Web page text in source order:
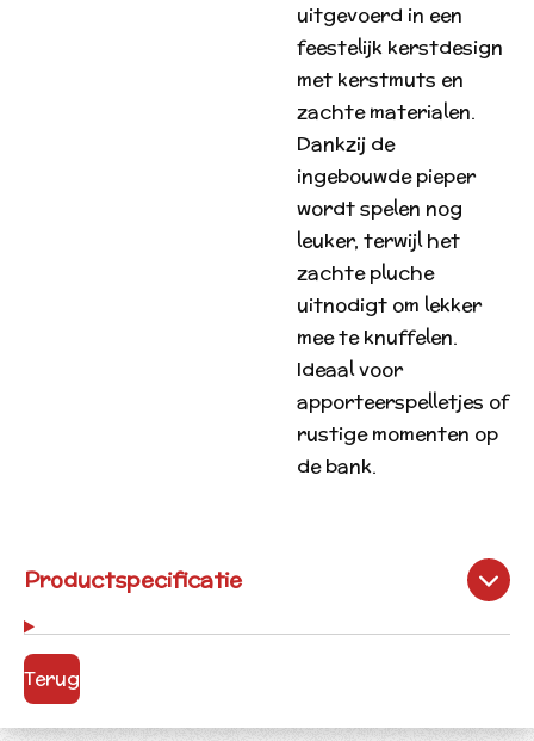
uitgevoerd in een
feestelijk kerstdesign
met kerstmuts en
zachte materialen.
Dankzij de
ingebouwde pieper
wordt spelen nog
leuker, terwijl het
zachte pluche
uitnodigt om lekker
mee te knuffelen.
Ideaal voor
apporteerspelletjes of
rustige momenten op
de bank.
Productspecificatie
Terug